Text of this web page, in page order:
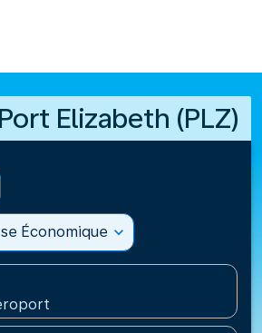
Elizabeth (PLZ)
Économique expand_more